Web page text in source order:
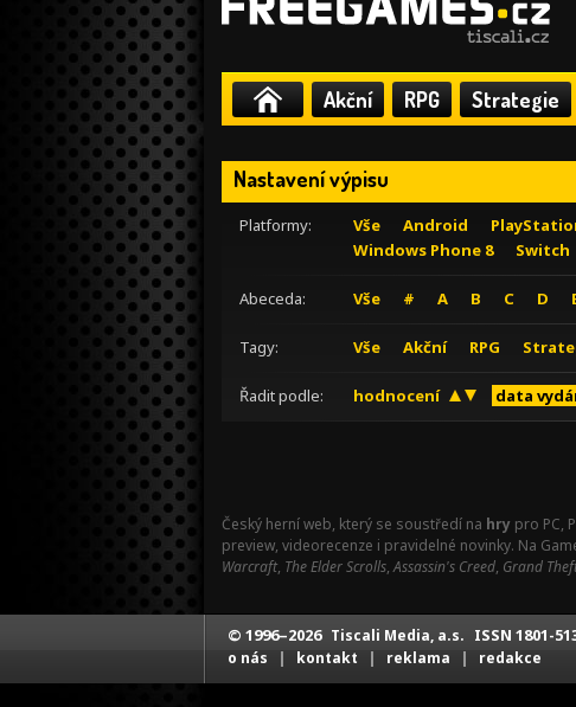
Akční RPG Strategie
Nastavení výpisu
Platformy: Vše Android
Windows Phone 8
Switch
Abeceda: Vše # A B C D
Tagy: Vše Akční RPG
Řadit podle: hodnocení data
Český herní web, který se soustředí na hry pro PC,
preview, videorecenze i pravidelné novinky. Na
Warcraft, The Elder Scrolls,Assassin's Creed, Grand
© 1996–2026 Tiscali Media, a.s. ISSN 1801-
o nás | kontakt | reklama | redakce